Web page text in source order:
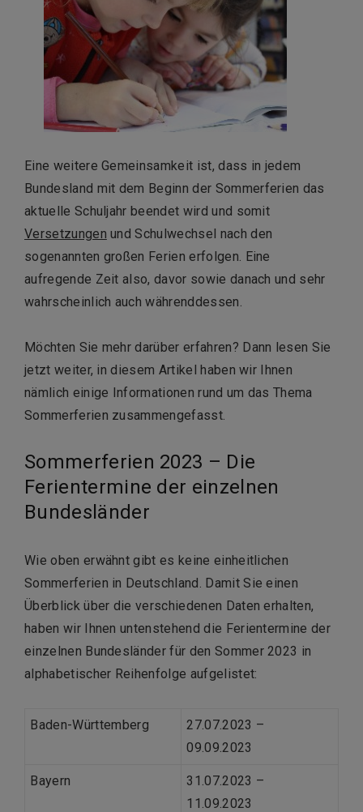
Eine weitere Gemeinsamkeit ist, dass in jedem
Bundesland mit dem Beginn der Sommerferien das
aktuelle Schuljahr beendet wird und somit
Versetzungen und Schulwechsel nach den
sogenannten großen Ferien erfolgen. Eine
aufregende Zeit also, davor sowie danach und sehr
wahrscheinlich auch währenddessen.
Möchten Sie mehr darüber erfahren? Dann lesen Sie
jetzt weiter, in diesem Artikel haben wir Ihnen
nämlich einige Informationen rund um das Thema
Sommerferien zusammengefasst.
Sommerferien 2023 – Die
Ferientermine der einzelnen
Bundesländer
Wie oben erwähnt gibt es keine einheitlichen
Sommerferien in Deutschland. Damit Sie einen
Überblick über die verschiedenen Daten erhalten,
haben wir Ihnen untenstehend die Ferientermine der
einzelnen Bundesländer für den Sommer 2023 in
alphabetischer Reihenfolge aufgelistet:
Baden-Württemberg
27.07.2023 –
09.09.2023
Bayern
31.07.2023 –
11.09.2023